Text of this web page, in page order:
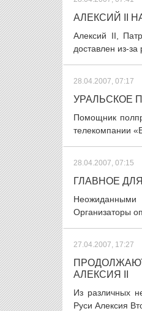
АЛЕКСИЙ II
Алексий II,
доставлен из-
28.04.2007, 07:17
УРАЛЬСКОЕ
Помощник
телекомпании
28.04.2007, 07:15
ГЛАВНОЕ
Неожиданными
Организаторы
27.04.2007, 17:27
АЛЕКСИЯ II
Из различных
Руси Алексия